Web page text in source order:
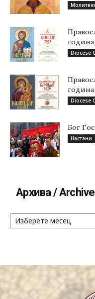
година
Diocese
година
Diocese
Бог
Настани
Архива / Archive
Архива